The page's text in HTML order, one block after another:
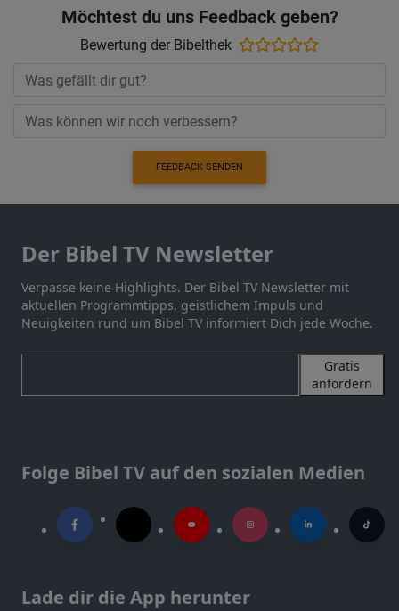
Möchtest du uns Feedback geben?
Bewertung der Bibelthek
FEEDBACK SENDEN
Der Bibel TV Newsletter
Verpasse keine Highlights. Der Bibel TV Newsletter mit
aktuellen Programmtipps, geistlichem Impuls und
Neuigkeiten rund um Bibel TV informiert Dich jede Woche.
Gratis
anfordern
Folge Bibel TV auf den sozialen Medien
Lade dir die App herunter